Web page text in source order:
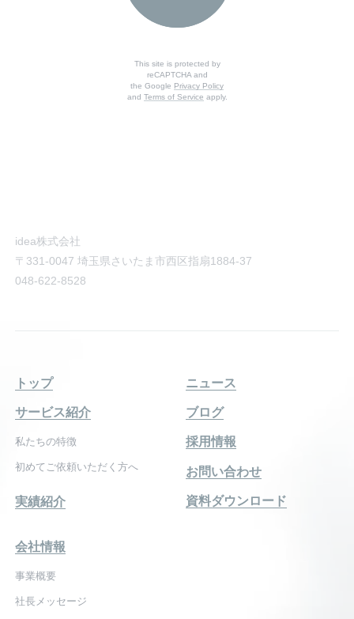
This site is protected by
reCAPTCHA and
the Google Privacy Policy
and Terms of Service apply.
idea株式会社
〒331-0047 埼玉県さいたま市西区指扇1884-37
048-622-8528
トップ
サービス紹介
私たちの特徴
初めてご依頼いただく方へ
実績紹介
会社情報
事業概要
社長メッセージ
ニュース
ブログ
採用情報
お問い合わせ
資料ダウンロード